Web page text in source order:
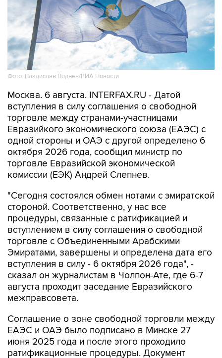
Фото: Владислав Воднев/РИА Новости
Москва. 6 августа. INTERFAX.RU - Датой
вступления в силу соглашения о свободной
торговле между странами-участницами
Евразийкого экономического союза (ЕАЭС) с
одной стороны и ОАЭ с другой определено 6
октября 2026 года, сообщил министр по
торговле Евразийской экономической
комиссии (ЕЭК) Андрей Слепнев.
"Сегодня состоялся обмен нотами с эмиратской
стороной. Соответственно, у нас все
процедуры, связанные с ратификацией и
вступлением в силу соглашения о свободной
торговле с Объединенными Арабскими
Эмиратами, завершены и определена дата его
вступления в силу - 6 октября 2026 года", -
сказал он журналистам в Чолпон-Ате, где 6-7
августа проходит заседание Евразийского
межправсовета.
Соглашение о зоне свободной торговли между
ЕАЭС и ОАЭ было подписано в Минске 27
июня 2025 года и после этого проходило
ратификационные процедуры. Документ